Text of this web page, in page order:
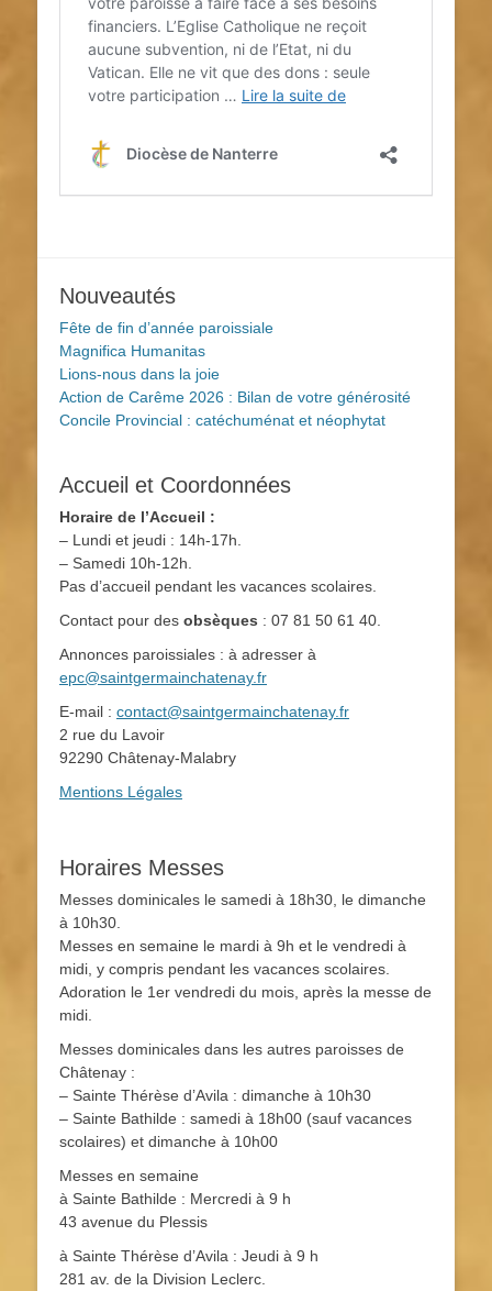
Nouveautés
Fête de fin d’année paroissiale
Magnifica Humanitas
Lions-nous dans la joie
Action de Carême 2026 : Bilan de votre générosité
Concile Provincial : catéchuménat et néophytat
Accueil et Coordonnées
Horaire de l’Accueil :
– Lundi et jeudi : 14h-17h.
– Samedi 10h-12h.
Pas d’accueil pendant les vacances scolaires.
Contact pour des obsèques : 07 81 50 61 40.
Annonces paroissiales : à adresser à
epc@saintgermainchatenay.fr
E-mail : contact@saintgermainchatenay.fr
2 rue du Lavoir
92290 Châtenay-Malabry
Mentions Légales
Horaires Messes
Messes dominicales le samedi à 18h30, le dimanche
à 10h30.
Messes en semaine le mardi à 9h et le vendredi à
midi, y compris pendant les vacances scolaires.
Adoration le 1er vendredi du mois, après la messe de
midi.
Messes dominicales dans les autres paroisses de
Châtenay :
– Sainte Thérèse d’Avila : dimanche à 10h30
– Sainte Bathilde : samedi à 18h00 (sauf vacances
scolaires) et dimanche à 10h00
Messes en semaine
à Sainte Bathilde : Mercredi à 9 h
43 avenue du Plessis
à Sainte Thérèse d’Avila : Jeudi à 9 h
281 av. de la Division Leclerc.